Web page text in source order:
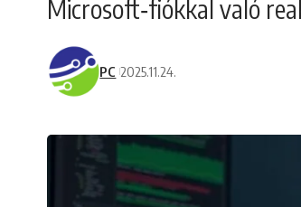
Microsoft‑fiókkal való
PC 2025.11.24.